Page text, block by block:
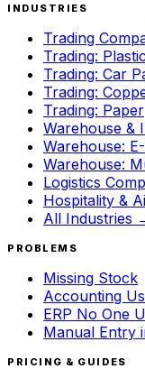
INDUSTRIES
Trading
Trading: Plastic
Trading: Car
Trading:
Trading: Paper
Warehouse &
Warehouse:
Warehouse:
Logistics
Hospitality &
All Industries
PROBLEMS
Missing Stock
Accounting
ERP No One
Manual Entry
PRICING & GUIDES